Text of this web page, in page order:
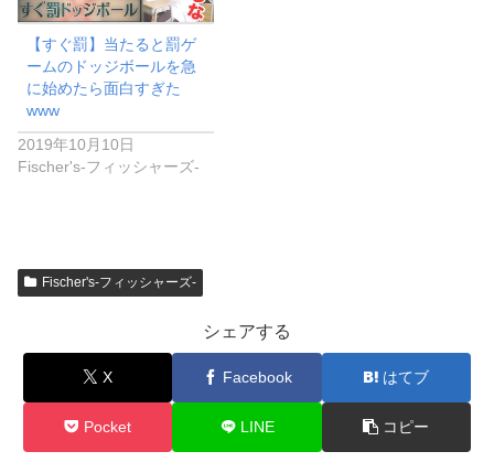
【すぐ罰】当たると罰ゲ
ームのドッジボールを急
に始めたら面白すぎた
www
2019年10月10日
Fischer's-フィッシャーズ-
Fischer's-フィッシャーズ-
シェアする
X Facebook はてブ
Pocket LINE コピー